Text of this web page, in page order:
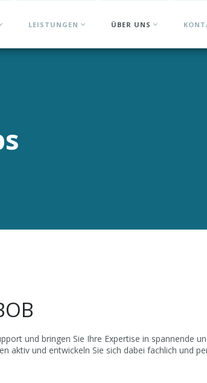
LEISTUNGEN ÜBER UNS
und bringen Sie Ihre Expertise in spannende
aktiv und entwickeln Sie sich dabei fachlich und